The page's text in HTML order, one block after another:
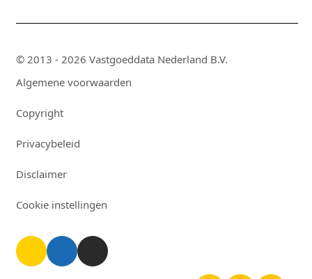
© 2013 - 2026 Vastgoeddata Nederland B.V.
Algemene voorwaarden
Copyright
Privacybeleid
Disclaimer
Cookie instellingen